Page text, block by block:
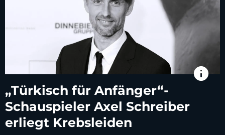
info
„Türkisch für Anfänger“-
Schauspieler Axel Schreiber
erliegt Krebsleiden